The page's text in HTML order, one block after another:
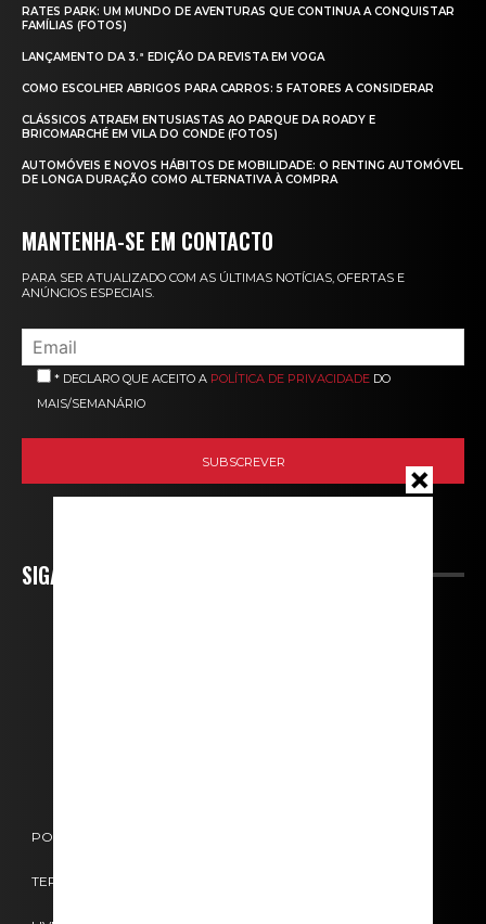
RATES PARK: UM MUNDO DE AVENTURAS QUE CONTINUA A CONQUISTAR
FAMÍLIAS (FOTOS)
LANÇAMENTO DA 3.ª EDIÇÃO DA REVISTA EM VOGA
COMO ESCOLHER ABRIGOS PARA CARROS: 5 FATORES A CONSIDERAR
CLÁSSICOS ATRAEM ENTUSIASTAS AO PARQUE DA ROADY E
BRICOMARCHÉ EM VILA DO CONDE (FOTOS)
AUTOMÓVEIS E NOVOS HÁBITOS DE MOBILIDADE: O RENTING AUTOMÓVEL
DE LONGA DURAÇÃO COMO ALTERNATIVA À COMPRA
MANTENHA-SE EM CONTACTO
PARA SER ATUALIZADO COM AS ÚLTIMAS NOTÍCIAS, OFERTAS E
ANÚNCIOS ESPECIAIS.
* DECLARO QUE ACEITO A POLÍTICA DE PRIVACIDADE DO
MAIS/SEMANÁRIO
SIGA-NOS
POLÍTICA DE COOKIES
TERMOS E CONDIÇÕES